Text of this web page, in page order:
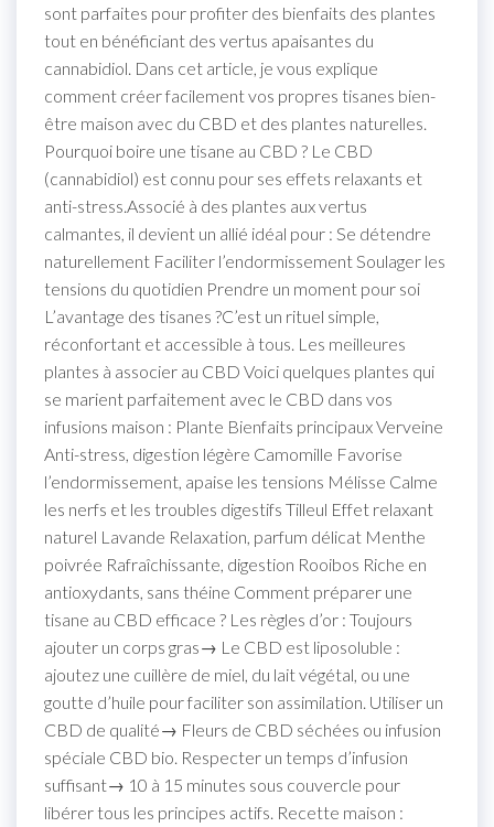
sont parfaites pour profiter des bienfaits des plantes
tout en bénéficiant des vertus apaisantes du
cannabidiol. Dans cet article, je vous explique
comment créer facilement vos propres tisanes bien-
être maison avec du CBD et des plantes naturelles.
Pourquoi boire une tisane au CBD ? Le CBD
(cannabidiol) est connu pour ses effets relaxants et
anti-stress.Associé à des plantes aux vertus
calmantes, il devient un allié idéal pour : Se détendre
naturellement Faciliter l’endormissement Soulager les
tensions du quotidien Prendre un moment pour soi
L’avantage des tisanes ?C’est un rituel simple,
réconfortant et accessible à tous. Les meilleures
plantes à associer au CBD Voici quelques plantes qui
se marient parfaitement avec le CBD dans vos
infusions maison : Plante Bienfaits principaux Verveine
Anti-stress, digestion légère Camomille Favorise
l’endormissement, apaise les tensions Mélisse Calme
les nerfs et les troubles digestifs Tilleul Effet relaxant
naturel Lavande Relaxation, parfum délicat Menthe
poivrée Rafraîchissante, digestion Rooibos Riche en
antioxydants, sans théine Comment préparer une
tisane au CBD efficace ? Les règles d’or : Toujours
ajouter un corps gras→ Le CBD est liposoluble :
ajoutez une cuillère de miel, du lait végétal, ou une
goutte d’huile pour faciliter son assimilation. Utiliser un
CBD de qualité→ Fleurs de CBD séchées ou infusion
spéciale CBD bio. Respecter un temps d’infusion
suffisant→ 10 à 15 minutes sous couvercle pour
libérer tous les principes actifs. Recette maison :